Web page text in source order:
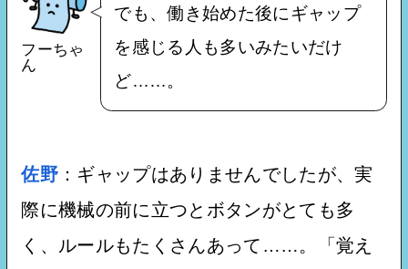
フーちゃ
ん
でも、働き始めた後にギャップ
を感じる人も多いみたいだけ
ど……。
佐野 ：ギャップはありませんでしたが、実
際に機械の前に立つとボタンがとても多
く、ルールもたくさんあって……。「覚え